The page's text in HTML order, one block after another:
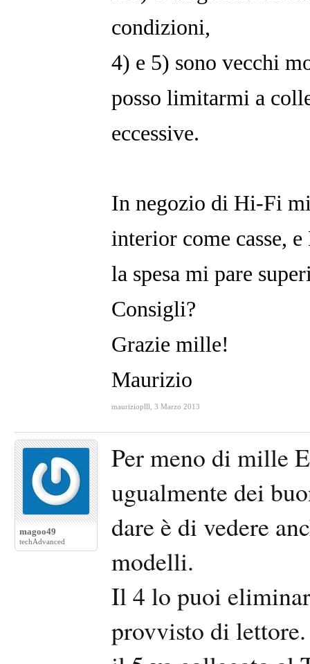
condizioni,
4) e 5) sono vecchi
posso limitarmi a
eccessive.
In negozio di Hi-Fi
interior come casse,
la spesa mi pare
Consigli?
Grazie mille!
Maurizio
maurizioplll 3 Marzo 2013
magoo49
techAdvanced
Per meno di mille
ugualmente dei
dare è di vedere
modelli.
Il 4 lo puoi
provvisto di lettore.